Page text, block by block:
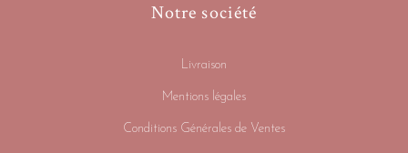
Notre société
Livraison
Mentions légales
Conditions Générales de Ventes